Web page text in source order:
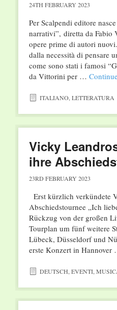
24TH FEBRUARY 2023
Per Scalpendi editore
narrativi”, diretta da
opere prime di autori
dalla necessità di pensare
come sono stati i famosi
da Vittorini per …
ITALIANO, LETTERATURA
Vicky
ihre
23RD FEBRUARY 2023
Erst kürzlich verkündete
Abschiedstournee „Ich
Rückzug von der großen
Tourplan um fünf weitere
Lübeck, Düsseldorf und
erste Konzert in Hannover
DEUTSCH EVENTI,